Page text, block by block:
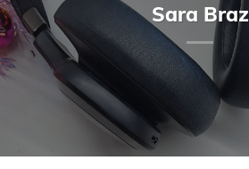
Sara Braz